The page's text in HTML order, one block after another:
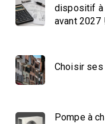
dispositif à
avant 2027
Choisir
Pompe à